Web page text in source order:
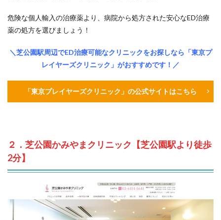
危険な個人輸入の治療薬より、病院から処方された安心なED治療
薬の処方を選びましょう！
＼芝公園駅周辺でED治療可能なクリニックをお探しなら「東京プ
レイヤーズクリニック」がおすすめです！／
「東京プレイヤーズクリニック」の公式サイトはこちら
２．芝公園かみやまクリニック【芝公園駅より徒歩
2分】